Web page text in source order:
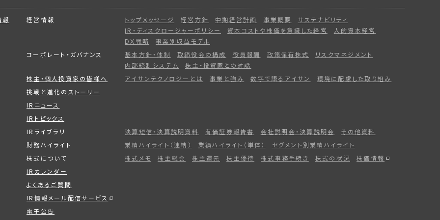
報 経営情報 トップメッセージ 経営方針 中期経営計画 事業概要
サステナビリティ
IR・ディスクロージャーポリシー
資本コストや株価を意識した経営
人的資本経営
DX戦略
事業別収益モデル
コーポレート・ガバナンス
基本方針・体制 取締役会の構成 役員報酬 政策保有株式
リスクマネジメント
内部統制システム
株主・投資家との対話
株主・個人投資家の皆様へ
アイサンテクノロジーとは 事業と強み 数字で語るアイサン
環境に配慮した取り組み
挑戦と進化のストーリー
IRニュース
IRトピックス
IRライブラリ
決算短信・決算説明資料 有価証券報告書 会社説明会・決算説明会
その他資料
財務ハイライト
業績ハイライト（連結） 業績ハイライト（単体）
セグメント別業績ハイライト
株式について
株式メモ 株主総会 株主還元 株主優待 株式事務手続き 株式の状況
株価情報
IRカレンダー
よくあるご質問
IR情報メール配信サービス
電子公告